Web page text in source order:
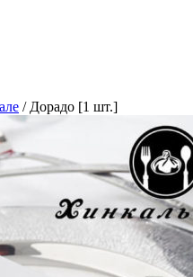
/ Дорадо [1 шт.]